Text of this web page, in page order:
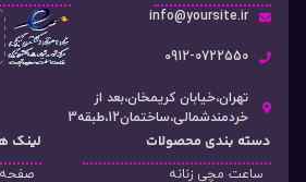
info@yoursite.ir
۰912-0722550
تهران،خیابان کریمخان،بعد از
خردمندشمالی،ساختمان12،طبقه3
دسته‌ بندی محصولات
ساعت مچی زنانه
لینک